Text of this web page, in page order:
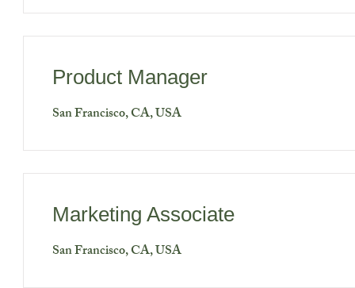
Product Manager
San Francisco, CA, USA
Marketing Associate
San Francisco, CA, USA